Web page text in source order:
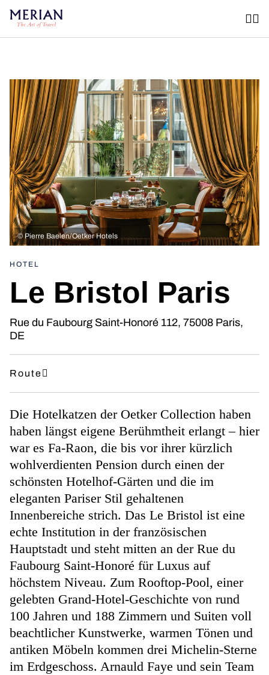
© Pierre Baelen/Oetker Hotels
HOTEL
Le Bristol Paris
Rue du Faubourg Saint-Honoré 112, 75008 Paris,
DE
Route
Die Hotelkatzen der Oetker Collection haben
haben längst eigene Berühmtheit erlangt – hier
war es Fa-Raon, die bis vor ihrer kürzlich
wohlverdienten Pension durch einen der
schönsten Hotelhof-Gärten und die im
eleganten Pariser Stil gehaltenen
Innenbereiche strich. Das Le Bristol ist eine
echte Institution in der französischen
Hauptstadt und steht mitten an der Rue du
Faubourg Saint-Honoré für Luxus auf
höchstem Niveau. Zum Rooftop-Pool, einer
gelebten Grand-Hotel-Geschichte von rund
100 Jahren und 188 Zimmern und Suiten voll
beachtlicher Kunstwerke, warmen Tönen und
antiken Möbeln kommen drei Michelin-Sterne
im Erdgeschoss. Arnauld Faye und sein Team